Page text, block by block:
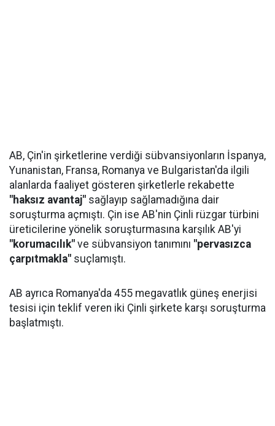
AB, Çin'in şirketlerine verdiği sübvansiyonların İspanya,
Yunanistan, Fransa, Romanya ve Bulgaristan'da ilgili
alanlarda faaliyet gösteren şirketlerle rekabette
"haksız avantaj" sağlayıp sağlamadığına dair
soruşturma açmıştı. Çin ise AB'nin Çinli rüzgar türbini
üreticilerine yönelik soruşturmasına karşılık AB'yi
"korumacılık" ve sübvansiyon tanımını "pervasızca
çarpıtmakla" suçlamıştı.
AB ayrıca Romanya'da 455 megavatlık güneş enerjisi
tesisi için teklif veren iki Çinli şirkete karşı soruşturma
başlatmıştı.